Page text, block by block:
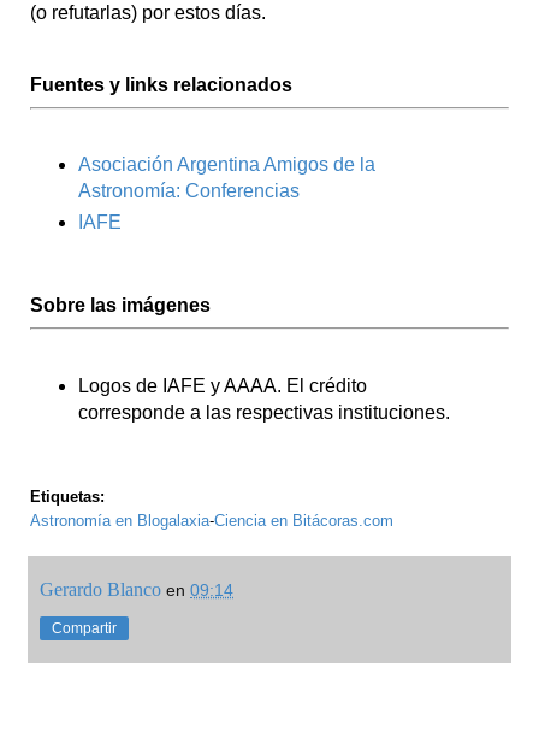
(o refutarlas) por estos días.
Fuentes y links relacionados
Asociación Argentina Amigos de la
Astronomía: Conferencias
IAFE
Sobre las imágenes
Logos de IAFE y AAAA. El crédito
corresponde a las respectivas instituciones.
Etiquetas:
Astronomía en Blogalaxia-Ciencia en Bitácoras.com
Gerardo Blanco en 09:14
Compartir